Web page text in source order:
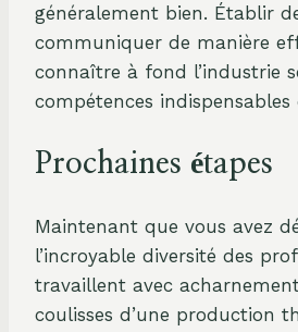
généralement bien. Établir
communiquer de manière
connaître à fond l’industrie
compétences indispensables
Prochaines étapes
Maintenant que vous avez
l’incroyable diversité des
travaillent avec
coulisses d’une production